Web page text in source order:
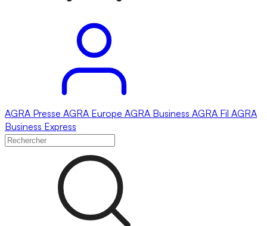
AGRA Presse AGRA Europe AGRA Business AGRA Fil AGRA
Business Express